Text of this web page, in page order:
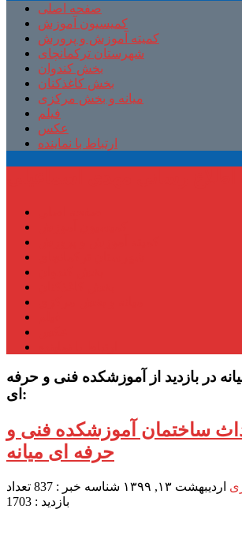
صفحه اصلی
کمیسیون آموزش
کمیته آموزش و پرورش
شهرستان ترکمانچای
بخش کندوان
بخش کاغذکنان
میانه و بخش مرکزی
فیلم
عکس
ارتباط با نماینده
در بازدید از آموزشکده فنی و حرفه
ای:
ساختمان آموزشکده فنی و
حرفه ای میانه
اردیبهشت ۱۳, ۱۳۹۹ شناسه خبر : 837
تعداد
بازدید : 1703